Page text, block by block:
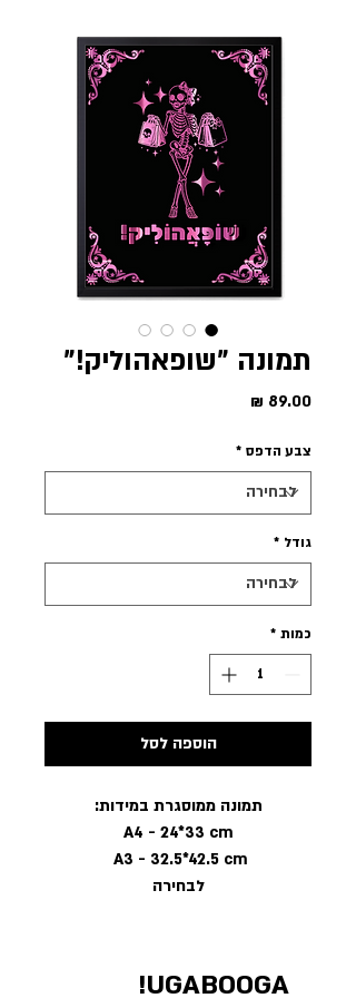
תמונה "שופאהוליק!"
צבע הדפס *
גודל *
כמות *
הוספה לסל
תמונה ממוסגרת במידות:
A4 - 24*33 cm
A3 - 32.5*42.5 cm
לבחירה
UGABOOGA!